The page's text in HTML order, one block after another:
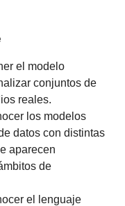
el modelo
conjuntos de
reales.
los modelos
datos con distintas
aparecen
de
el lenguaje